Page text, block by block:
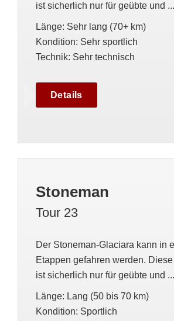
ist sicherlich nur für geübte und ...
Länge: Sehr lang (70+ km)
Kondition: Sehr sportlich
Technik: Sehr technisch
Details
Stoneman
Tour 23
Der Stoneman-Glaciara kann in
Etappen gefahren werden.
ist sicherlich nur für geübte und ...
Länge: Lang (50 bis 70 km)
Kondition: Sportlich